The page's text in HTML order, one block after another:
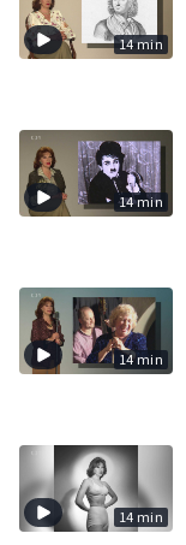
14 min
14 min
14 min
14 min